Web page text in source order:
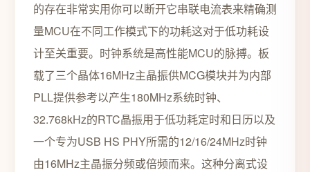
的存在非常实用你可以断开它串联电流表来精确测
量MCU在不同工作模式下的功耗这对于低功耗设
计至关重要。时钟系统是高性能MCU的脉搏。板
载了三个晶体16MHz主晶振供MCG模块并为内部
PLL提供参考以产生180MHz系统时钟、
32.768kHz的RTC晶振用于低功耗定时和日历以及
一个专为USB HS PHY所需的12/16/24MHz时钟
由16MHz主晶振分频或倍频而来。这种分离式设